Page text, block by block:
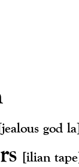
god
[ilian